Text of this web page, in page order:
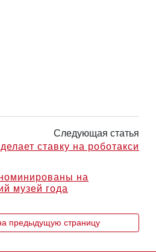
Следующая статья
ставку на роботакси
на
музей года
предыдущую страницу